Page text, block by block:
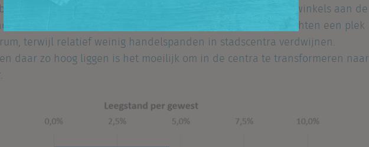
zichtbaar te lijden onder de populariteit van de grotere winkels aan de
Dit is ook terug te zien in de leegstandscijfers. Retailers zochten een plek
terwijl relatief weinig handelspanden in stadscentra verdwijnen.
daar zo hoog liggen is het moeilijk om in de centra te transformeren naar